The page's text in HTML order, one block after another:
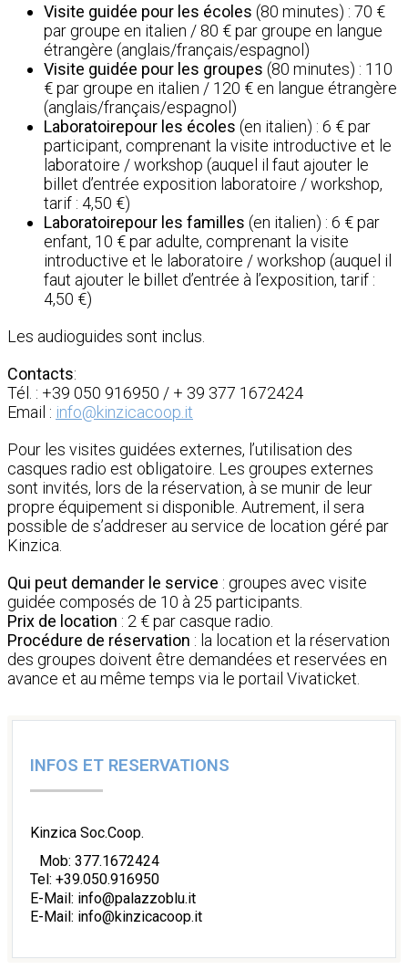
Visite guidée pour les écoles (80 minutes) : 70 €
par groupe en italien / 80 € par groupe en langue
étrangère (anglais/français/espagnol)
Visite guidée pour les groupes (80 minutes) : 110
€ par groupe en italien / 120 € en langue étrangère
(anglais/français/espagnol)
Laboratoirepour les écoles (en italien) : 6 € par
participant, comprenant la visite introductive et le
laboratoire / workshop (auquel il faut ajouter le
billet d’entrée exposition laboratoire / workshop,
tarif : 4,50 €)
Laboratoirepour les familles (en italien) : 6 € par
enfant, 10 € par adulte, comprenant la visite
introductive et le laboratoire / workshop (auquel il
faut ajouter le billet d’entrée à l’exposition, tarif :
4,50 €)
Les audioguides sont inclus.
Contacts:
Tél. : +39 050 916950 / + 39 377 1672424
Email : info@kinzicacoop.it
Pour les visites guidées externes, l’utilisation des
casques radio est obligatoire. Les groupes externes
sont invités, lors de la réservation, à se munir de leur
propre équipement si disponible. Autrement, il sera
possible de s’addreser au service de location géré par
Kinzica.
Qui peut demander le service : groupes avec visite
guidée composés de 10 à 25 participants.
Prix de location : 2 € par casque radio.
Procédure de réservation : la location et la réservation
des groupes doivent être demandées et reservées en
avance et au même temps via le portail Vivaticket.
INFOS ET RESERVATIONS
Kinzica Soc.Coop.
Mob: 377.1672424
Tel: +39.050.916950
E-Mail: info@palazzoblu.it
E-Mail: info@kinzicacoop.it